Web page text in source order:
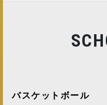
バスケットボール